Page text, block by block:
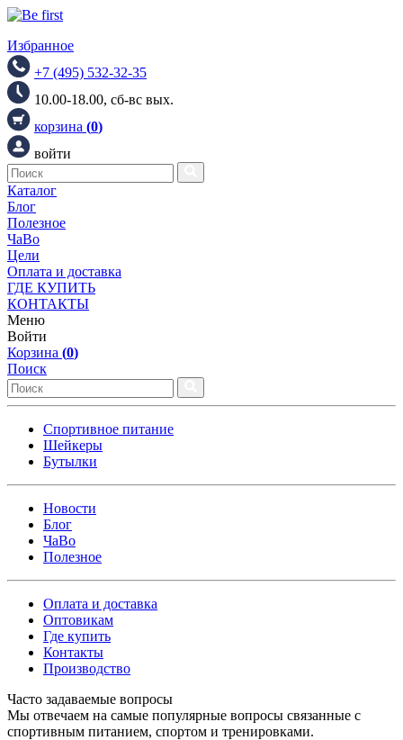
Избранное
+7 (495) 532-32-35
10.00-18.00, сб-вс вых.
корзина (0)
войти
Каталог
Блог
Полезное
ЧаВо
Цели
Оплата и доставка
ГДЕ КУПИТЬ
КОНТАКТЫ
Меню
Войти
Корзина (0)
Поиск
Спортивное питание
Шейкеры
Бутылки
Новости
Блог
ЧаВо
Полезное
Оплата и доставка
Оптовикам
Где купить
Контакты
Производство
Часто задаваемые вопросы
Мы отвечаем на самые популярные вопросы связанные с
спортивным питанием, спортом и тренировками.